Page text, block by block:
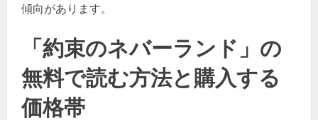
傾向があります。
「約束のネバーランド」の
無料で読む方法と購入する
価格帯